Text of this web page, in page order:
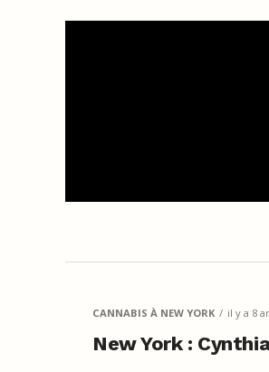
CANNABIS À NEW YORK il y a 8
New York :